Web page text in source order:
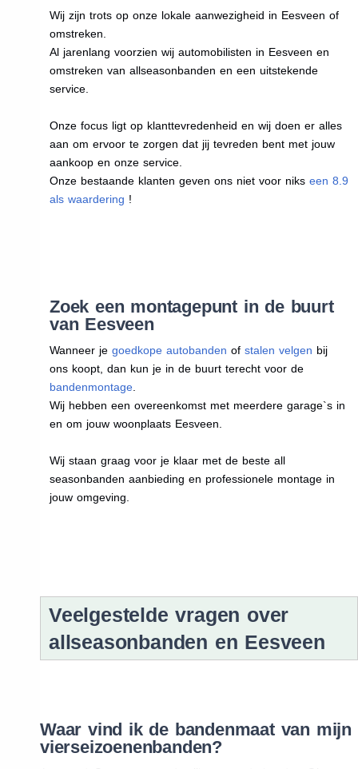
Wij zijn trots op onze lokale aanwezigheid in Eesveen of
omstreken.
Al jarenlang voorzien wij automobilisten in Eesveen en
omstreken van allseasonbanden en een uitstekende
service.
Onze focus ligt op klanttevredenheid en wij doen er alles
aan om ervoor te zorgen dat jij tevreden bent met jouw
aankoop en onze service.
Onze bestaande klanten geven ons niet voor niks een 8.9
als waardering !
Zoek een montagepunt in de buurt
van Eesveen
Wanneer je goedkope autobanden of stalen velgen bij
ons koopt, dan kun je in de buurt terecht voor de
bandenmontage.
Wij hebben een overeenkomst met meerdere garage`s in
en om jouw woonplaats Eesveen.
Wij staan graag voor je klaar met de beste all
seasonbanden aanbieding en professionele montage in
jouw omgeving.
Veelgestelde vragen over
allseasonbanden en Eesveen
Waar vind ik de bandenmaat van mijn
vierseizoenenbanden?